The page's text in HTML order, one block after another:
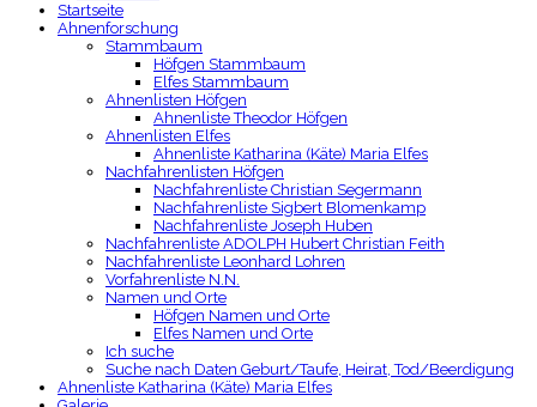
Startseite
Ahnenforschung
Stammbaum
Höfgen Stammbaum
Elfes Stammbaum
Ahnenlisten Höfgen
Ahnenliste Theodor Höfgen
Ahnenlisten Elfes
Ahnenliste Katharina (Käte) Maria Elfes
Nachfahrenlisten Höfgen
Nachfahrenliste Christian Segermann
Nachfahrenliste Sigbert Blomenkamp
Nachfahrenliste Joseph Huben
Nachfahrenliste ADOLPH Hubert Christian Feith
Nachfahrenliste Leonhard Lohren
Vorfahrenliste N.N.
Namen und Orte
Höfgen Namen und Orte
Elfes Namen und Orte
Ich suche
Suche nach Daten Geburt/Taufe, Heirat, Tod/Beerdigung
Ahnenliste Katharina (Käte) Maria Elfes